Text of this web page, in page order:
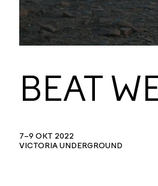
BEAT
7–9 ОКТ 2022
VICTORIA UNDERGROUND